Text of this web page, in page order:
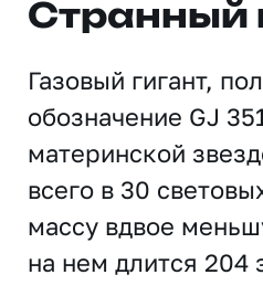
Странный
Газовый гигант,
обозначение GJ
материнской
всего в 30
массу вдвое
на нем длится 204